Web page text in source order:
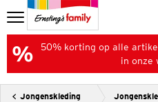
50% korting op alle
in onze
Jongenskleding